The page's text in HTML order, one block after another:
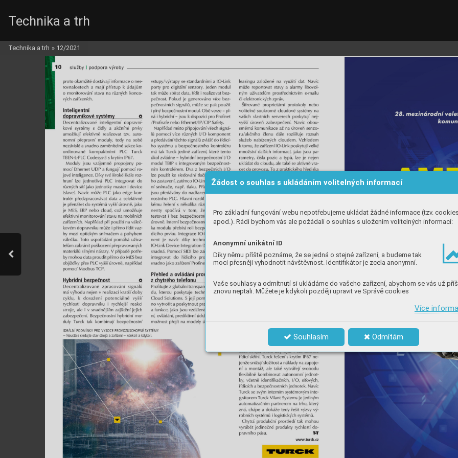
Žádost o souhlas s ukládáním volitelných informací
Pro základní fungování webu nepotřebujeme ukládat žádné informace (tzv.
apod.). Rádi bychom vás ale požádali o souhlas s uložením volitelných informací:
Anonymní unikátní ID
Díky němu příště poznáme, že se jedná o stejné zařízení, a budeme tak
moci přesněji vyhodnotit návštěvnost. Identifikátor je zcela anonymní.
Vaše souhlasy a odmítnutí si ukládáme do vašeho zařízení, abychom se vás už
znovu neptali. Můžete je kdykoli později upravit ve Správě cookies
Více
Souhlasím Odmítám
Technika a trh
Technika a trh » 12/2021